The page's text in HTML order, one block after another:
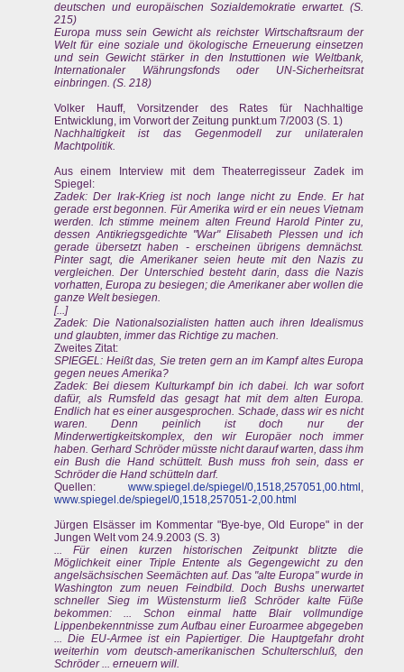
deutschen und europäischen Sozialdemokratie erwartet. (S.
215)
Europa muss sein Gewicht als reichster Wirtschaftsraum der
Welt für eine soziale und ökologische Erneuerung einsetzen
und sein Gewicht stärker in den Instuttionen wie Weltbank,
Internationaler Währungsfonds oder UN-Sicherheitsrat
einbringen. (S. 218)
Volker Hauff, Vorsitzender des Rates für Nachhaltige
Entwicklung, im Vorwort der Zeitung punkt.um 7/2003 (S. 1)
Nachhaltigkeit ist das Gegenmodell zur unilateralen
Machtpolitik.
Aus einem Interview mit dem Theaterregisseur Zadek im
Spiegel:
Zadek: Der Irak-Krieg ist noch lange nicht zu Ende. Er hat
gerade erst begonnen. Für Amerika wird er ein neues Vietnam
werden. Ich stimme meinem alten Freund Harold Pinter zu,
dessen Antikriegsgedichte "War" Elisabeth Plessen und ich
gerade übersetzt haben - erscheinen übrigens demnächst.
Pinter sagt, die Amerikaner seien heute mit den Nazis zu
vergleichen. Der Unterschied besteht darin, dass die Nazis
vorhatten, Europa zu besiegen; die Amerikaner aber wollen die
ganze Welt besiegen.
[...]
Zadek: Die Nationalsozialisten hatten auch ihren Idealismus
und glaubten, immer das Richtige zu machen.
Zweites Zitat:
SPIEGEL: Heißt das, Sie treten gern an im Kampf altes Europa
gegen neues Amerika?
Zadek: Bei diesem Kulturkampf bin ich dabei. Ich war sofort
dafür, als Rumsfeld das gesagt hat mit dem alten Europa.
Endlich hat es einer ausgesprochen. Schade, dass wir es nicht
waren. Denn peinlich ist doch nur der
Minderwertigkeitskomplex, den wir Europäer noch immer
haben. Gerhard Schröder müsste nicht darauf warten, dass ihm
ein Bush die Hand schüttelt. Bush muss froh sein, dass er
Schröder die Hand schütteln darf.
Quellen:www.spiegel.de/spiegel/0,1518,257051,00.html ,
www.spiegel.de/spiegel/0,1518,257051-2,00.html
Jürgen Elsässer im Kommentar "Bye-bye, Old Europe" in der
Jungen Welt vom 24.9.2003 (S. 3)
... Für einen kurzen historischen Zeitpunkt blitzte die
Möglichkeit einer Triple Entente als Gegengewicht zu den
angelsächsischen Seemächten auf. Das "alte Europa" wurde in
Washington zum neuen Feindbild. Doch Bushs unerwartet
schneller Sieg im Wüstensturm ließ Schröder kalte Füße
bekommen: ... Schon einmal hatte Blair vollmundige
Lippenbekenntnisse zum Aufbau einer Euroarmee abgegeben
... Die EU-Armee ist ein Papiertiger. Die Hauptgefahr droht
weiterhin vom deutsch-amerikanischen Schulterschluß, den
Schröder ... erneuern will.